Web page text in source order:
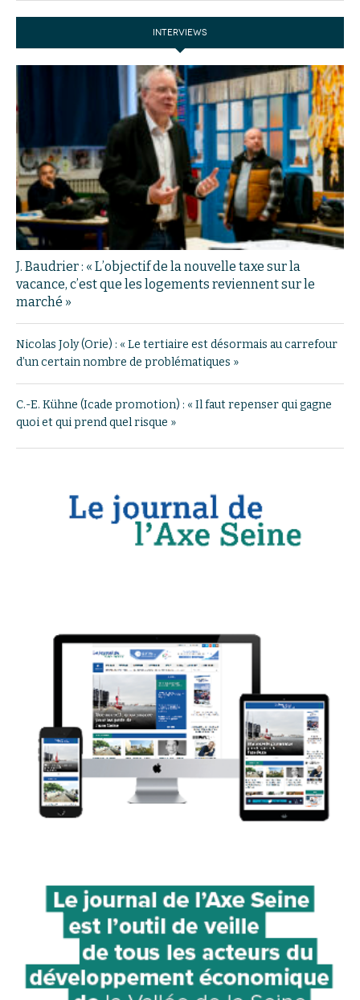
INTERVIEWS
J. Baudrier : « L’objectif de la nouvelle taxe sur la
vacance, c’est que les logements reviennent sur le
marché »
Nicolas Joly (Orie) : « Le tertiaire est désormais au carrefour
d’un certain nombre de problématiques »
C.-E. Kühne (Icade promotion) : « Il faut repenser qui gagne
quoi et qui prend quel risque »